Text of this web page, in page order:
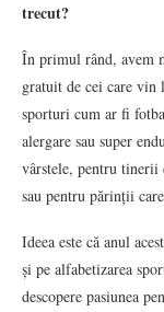
trecut?
În primul rând, avem
gratuit de cei care
sporturi cum ar fi
alergare sau super
vârstele, pentru tinerii
sau pentru părinții
Ideea este că anul
și pe alfabetizarea
descopere pasiunea